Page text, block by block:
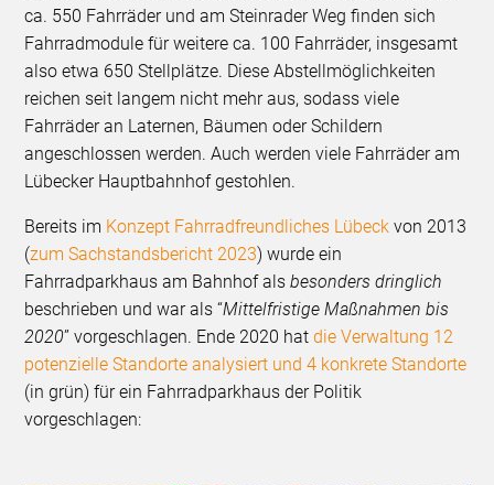
ca. 550 Fahrräder und am Steinrader Weg finden sich
Fahrradmodule für weitere ca. 100 Fahrräder, insgesamt
also etwa 650 Stellplätze. Diese Abstellmöglichkeiten
reichen seit langem nicht mehr aus, sodass viele
Fahrräder an Laternen, Bäumen oder Schildern
angeschlossen werden. Auch werden viele Fahrräder am
Lübecker Hauptbahnhof gestohlen.
Bereits im Konzept Fahrradfreundliches Lübeck von 2013
(zum Sachstandsbericht 2023) wurde ein
Fahrradparkhaus am Bahnhof alsbesonders dringlich
beschrieben und war als “Mittelfristige Maßnahmen bis
2020” vorgeschlagen. Ende 2020 hatdie Verwaltung 12
potenzielle Standorte analysiert und 4 konkrete Standorte
(in grün) für ein Fahrradparkhaus der Politik
vorgeschlagen: